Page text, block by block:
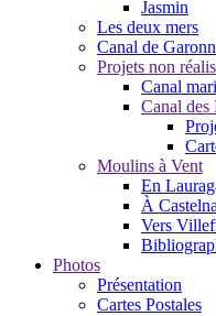
Jasmin
Les deux mers
Canal de
Projets non
Canal
Canal des
Moulins à Vent
En
À
Vers
Photos
Présentation
Cartes Postales